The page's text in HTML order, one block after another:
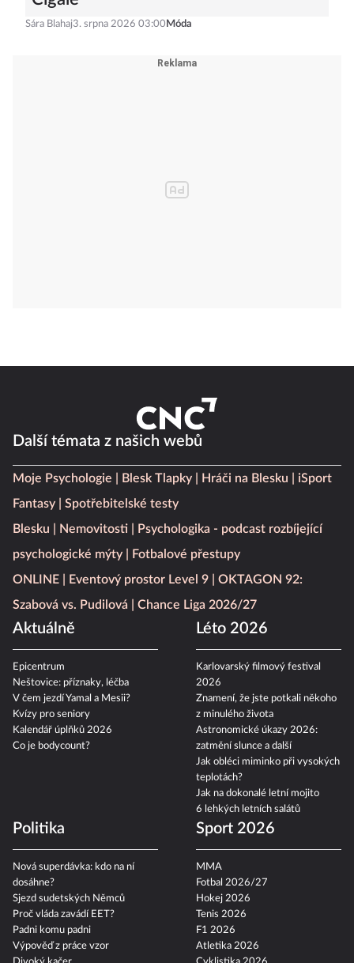
Sára Blahaj3. srpna 2026 03:00 Móda
Další témata z našich webů
Moje Psychologie Blesk Tlapky Hráči na Blesku
iSport
Fantasy
Spotřebitelské testy
Blesku
Nemovitosti
Psychologika - podcast rozbíjející
psychologické mýty
Fotbalové přestupy
ONLINE
Eventový prostor Level 9
OKTAGON 92:
Szabová vs. Pudilová
Chance Liga 2026/27
Aktuálně
Epicentrum
Neštovice: příznaky, léčba
V čem jezdí Yamal a Mesii?
Kvízy pro seniory
Kalendář úplňků 2026
Co je bodycount?
Léto 2026
Karlovarský filmový festival
2026
Znamení, že jste potkali někoho
z minulého života
Astronomické úkazy 2026:
zatmění slunce a další
Jak obléci miminko při vysokých
teplotách?
Jak na dokonalé letní mojito
6 lehkých letních salátů
Politika
Nová superdávka: kdo na ní
dosáhne?
Sjezd sudetských Němců
Proč vláda zavádí EET?
Padni komu padni
Výpověď z práce vzor
Sport 2026
MMA
Fotbal 2026/27
Hokej 2026
Tenis 2026
F1 2026
Atletika 2026